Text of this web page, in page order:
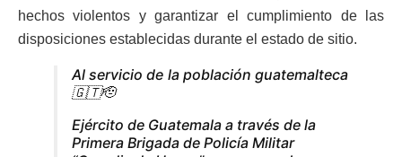
hechos violentos y garantizar el cumplimiento de las
disposiciones establecidas durante el estado de sitio.
Al servicio de la población guatemalteca
🇬🇹🫡
Ejército de Guatemala a través de la
Primera Brigada de Policía Militar